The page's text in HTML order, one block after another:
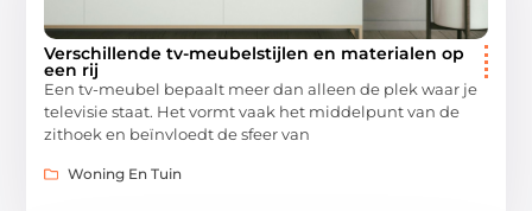
Verschillende tv-meubelstijlen en materialen op
een rij
Een tv-meubel bepaalt meer dan alleen de plek waar je
televisie staat. Het vormt vaak het middelpunt van de
zithoek en beïnvloedt de sfeer van
Woning En Tuin